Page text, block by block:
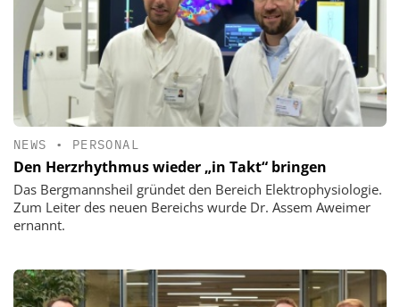
NEWS • PERSONAL
Den Herzrhythmus wieder „in Takt“ bringen
Das Bergmannsheil gründet den Bereich Elektrophysiologie.
Zum Leiter des neuen Bereichs wurde Dr. Assem Aweimer
ernannt.